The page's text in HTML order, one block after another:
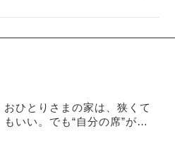
おひとりさまの家は、狭くて
もいい。でも“自分の席”がな